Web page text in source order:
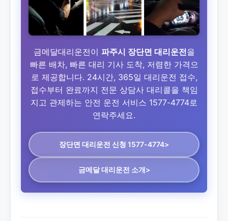
금메달대리운전이 파주시 장단면 대리운전을
빠른 배차, 빠른 대리 기사 도착, 저렴한 가격으
로 제공합니다. 24시간, 365일 대리운전 접수,
접수부터 완료까지 전문 상담사 대리콜을 책임
지고 관제하는 안전 운전 서비스 1577-4774로
연락주세요.
장단면 대리운전 신청 1577-4774>
금메달 대리운전 소개>